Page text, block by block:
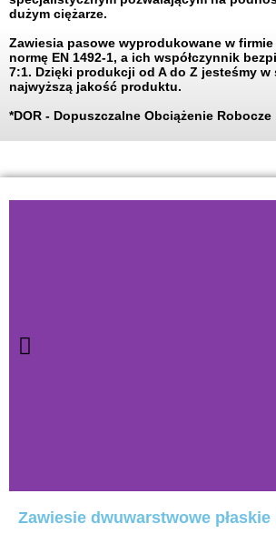
dużym ciężarze.
Zawiesia pasowe wyprodukowane w firmie
normę EN 1492-1, a ich współczynnik
7:1. Dzięki produkcji od A do Z jesteśmy w
najwyższą jakość produktu.
*DOR - Dopuszczalne Obciążenie Robocze
Zawiesie dwuwarstwowe płaskie